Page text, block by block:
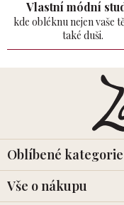
Vlastní módní
kde obléknu nejen vaše
také duši.
t
Oblíbené kategorie
Vše o nákupu